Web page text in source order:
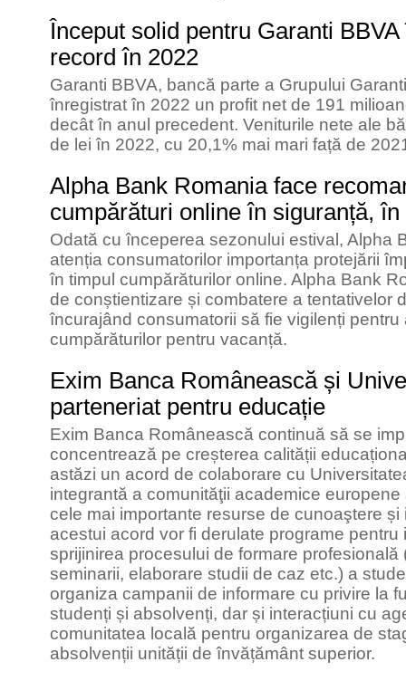
Început solid pentru Garanti
record în 2022
Garanti BBVA, bancă parte a Grupului
înregistrat în 2022 un profit net de 191
decât în anul precedent. Veniturile nete ale
de lei în 2022, cu 20,1% mai mari față de
Alpha Bank Romania face
cumpărături online în siguranță,
Odată cu începerea sezonului estival, Alpha
atenția consumatorilor importanța protejării
în timpul cumpărăturilor online. Alpha Bank
de conștientizare și combatere a tentativelor
încurajând consumatorii să fie vigilenți
cumpărăturilor pentru vacanță.
Exim Banca Românească și
parteneriat pentru educație
Exim Banca Românească continuă să se
concentrează pe creșterea calității
astăzi un acord de colaborare cu
integrantă a comunităţii academice
cele mai importante resurse de cunoaştere
acestui acord vor fi derulate programe
sprijinirea procesului de formare profesională
seminarii, elaborare studii de caz etc.) a
organiza campanii de informare cu privire la
studenți și absolvenți, dar și interacțiuni cu
comunitatea locală pentru organizarea de
absolvenții unității de învățământ superior.